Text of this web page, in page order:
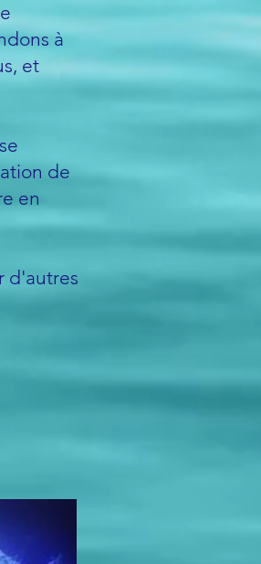
à
et
de
en
d'autres